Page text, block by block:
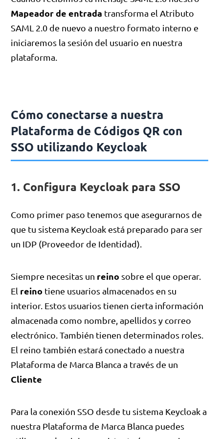
Mapeador de entrada transforma el Atributo
SAML 2.0 de nuevo a nuestro formato interno e
iniciaremos la sesión del usuario en nuestra
plataforma.
Cómo conectarse a nuestra
Plataforma de Códigos QR con
SSO utilizando Keycloak
1. Configura Keycloak para SSO
Como primer paso tenemos que asegurarnos de
que tu sistema Keycloak está preparado para ser
un IDP (Proveedor de Identidad).
Siempre necesitas un reino sobre el que operar.
El reino tiene usuarios almacenados en su
interior. Estos usuarios tienen cierta información
almacenada como nombre, apellidos y correo
electrónico. También tienen determinados roles.
El reino también estará conectado a nuestra
Plataforma de Marca Blanca a través de un
Cliente
Para la conexión SSO desde tu sistema Keycloak a
nuestra Plataforma de Marca Blanca puedes